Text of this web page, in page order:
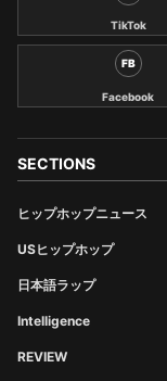
TikTok
FB
Facebook
SECTIONS
ヒップホップニュース
USヒップホップ
日本語ラップ
Intelligence
REVIEW